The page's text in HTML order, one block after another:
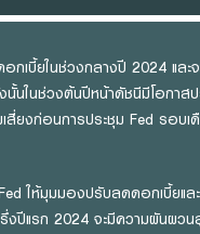
อกเบี้ยในช่วงกลางปี 2024
นั้นในช่วงต้นปีหน้าดัชนีมีโอกา
เสี่ยงก่อนการประชุม Fed รอ
ให้มุมมองปรับลดดอกเบี้ยแล
งปีแรก 2024 จะมีความผันผว